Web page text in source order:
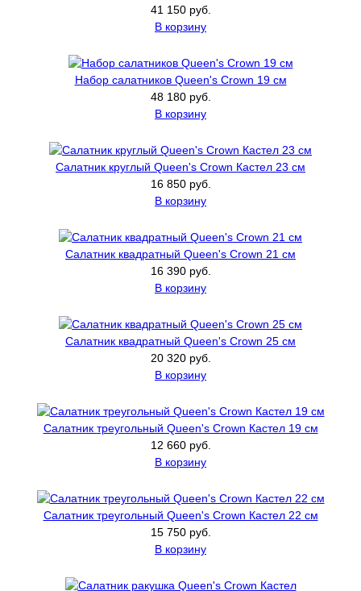
41 150 руб.
В корзину
Набор салатников Queen's Crown 19 см
48 180 руб.
В корзину
Салатник круглый Queen's Crown Кастел 23 см
16 850 руб.
В корзину
Салатник квадратный Queen's Crown 21 см
16 390 руб.
В корзину
Салатник квадратный Queen's Crown 25 см
20 320 руб.
В корзину
Салатник треугольный Queen's Crown Кастел 19 см
12 660 руб.
В корзину
Салатник треугольный Queen's Crown Кастел 22 см
15 750 руб.
В корзину